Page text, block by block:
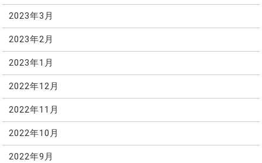
2023年3月
2023年2月
2023年1月
2022年12月
2022年11月
2022年10月
2022年9月